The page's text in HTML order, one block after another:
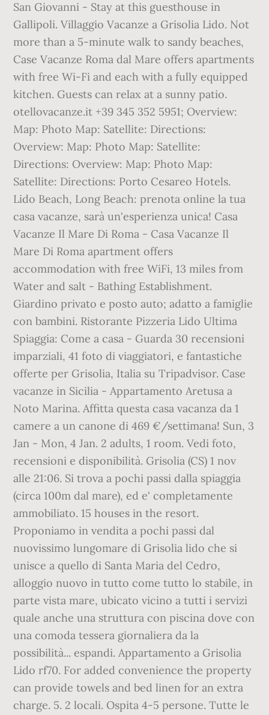
San Giovanni - Stay at this guesthouse in
Gallipoli. Villaggio Vacanze a Grisolia Lido. Not
more than a 5-minute walk to sandy beaches,
Case Vacanze Roma dal Mare offers apartments
with free Wi-Fi and each with a fully equipped
kitchen. Guests can relax at a sunny patio.
otellovacanze.it +39 345 352 5951; Overview:
Map: Photo Map: Satellite: Directions:
Overview: Map: Photo Map: Satellite:
Directions: Overview: Map: Photo Map:
Satellite: Directions: Porto Cesareo Hotels.
Lido Beach, Long Beach: prenota online la tua
casa vacanze, sarà un'esperienza unica! Casa
Vacanze Il Mare Di Roma - Casa Vacanze Il
Mare Di Roma apartment offers
accommodation with free WiFi, 13 miles from
Water and salt - Bathing Establishment.
Giardino privato e posto auto; adatto a famiglie
con bambini. Ristorante Pizzeria Lido Ultima
Spiaggia: Come a casa - Guarda 30 recensioni
imparziali, 41 foto di viaggiatori, e fantastiche
offerte per Grisolia, Italia su Tripadvisor. Case
vacanze in Sicilia - Appartamento Aretusa a
Noto Marina. Affitta questa casa vacanza da 1
camere a un canone di 469 €/settimana! Sun, 3
Jan - Mon, 4 Jan. 2 adults, 1 room. Vedi foto,
recensioni e disponibilità. Grisolia (CS) 1 nov
alle 21:06. Si trova a pochi passi dalla spiaggia
(circa 100m dal mare), ed e' completamente
ammobiliato. 15 houses in the resort.
Proponiamo in vendita a pochi passi dal
nuovissimo lungomare di Grisolia lido che si
unisce a quello di Santa Maria del Cedro,
alloggio nuovo in tutto come tutto lo stabile, in
parte vista mare, ubicato vicino a tutti i servizi
quale anche una struttura con piscina dove con
una comoda tessera giornaliera da la
possibilità... espandi. Appartamento a Grisolia
Lido rf70. For added convenience the property
can provide towels and bed linen for an extra
charge. 5. 2 locali. Ospita 4-5 persone. Tutte le